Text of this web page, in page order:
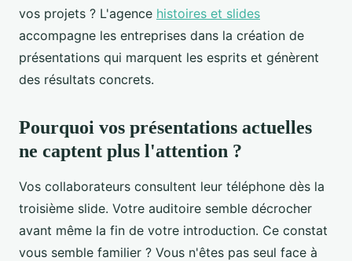
vos projets ? L'agence histoires et slides
accompagne les entreprises dans la création de
présentations qui marquent les esprits et génèrent
des résultats concrets.
Pourquoi vos présentations actuelles
ne captent plus l'attention ?
Vos collaborateurs consultent leur téléphone dès la
troisième slide. Votre auditoire semble décrocher
avant même la fin de votre introduction. Ce constat
vous semble familier ? Vous n'êtes pas seul face à